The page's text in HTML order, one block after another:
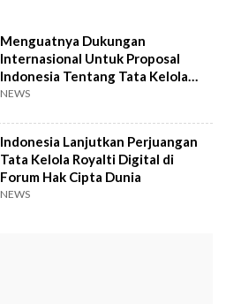
Menguatnya Dukungan
Internasional Untuk Proposal
Indonesia Tentang Tata Kelola
Royalti Digital
NEWS
Indonesia Lanjutkan Perjuangan
Tata Kelola Royalti Digital di
Forum Hak Cipta Dunia
NEWS